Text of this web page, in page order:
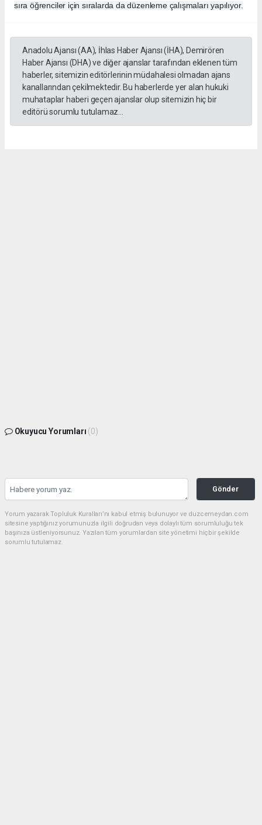
sıra öğrenciler için sıralarda da düzenleme çalışmaları yapılıyor.
Anadolu Ajansı (AA), İhlas Haber Ajansı (İHA), Demirören
Haber Ajansı (DHA) ve diğer ajanslar tarafından eklenen tüm
haberler, sitemizin editörlerinin müdahalesi olmadan ajans
kanallarından çekilmektedir. Bu haberlerde yer alan hukuki
muhataplar haberi geçen ajanslar olup sitemizin hiç bir
editörü sorumlu tutulamaz...
Okuyucu Yorumları (0)
Gönder
Yorum yazarak Topluluk Kuralları’nı kabul etmiş bulunuyor ve duzcemeydan.com
sitesine yaptığınız yorumunuzla ilgili doğrudan veya dolaylı tüm sorumluluğu tek
başınıza üstleniyorsunuz. Yazılan tüm yorumlardan site yönetimi hiçbir şekilde
sorumlu tutulamaz.